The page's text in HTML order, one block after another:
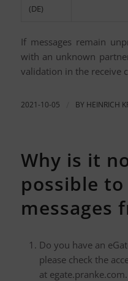
(DE)
If messages remain
with an unknown
validation in the receive
2021-10-05 BY HEINRICH
Why is it
possible
messages
Do you have an
please check the
at egate.pranke.com.